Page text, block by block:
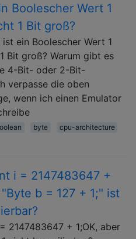
Boolescher Wert 1
1 Bit groß?
ein Boolescher Wert 1
Bit groß? Warum gibt es
4-Bit- oder 2-Bit-
verpasse die oben
wenn ich einen Emulator
byte
cpu-architecture
i = 2147483647 +
b = 127 + 1;" ist
2147483647 + 1;OK, aber